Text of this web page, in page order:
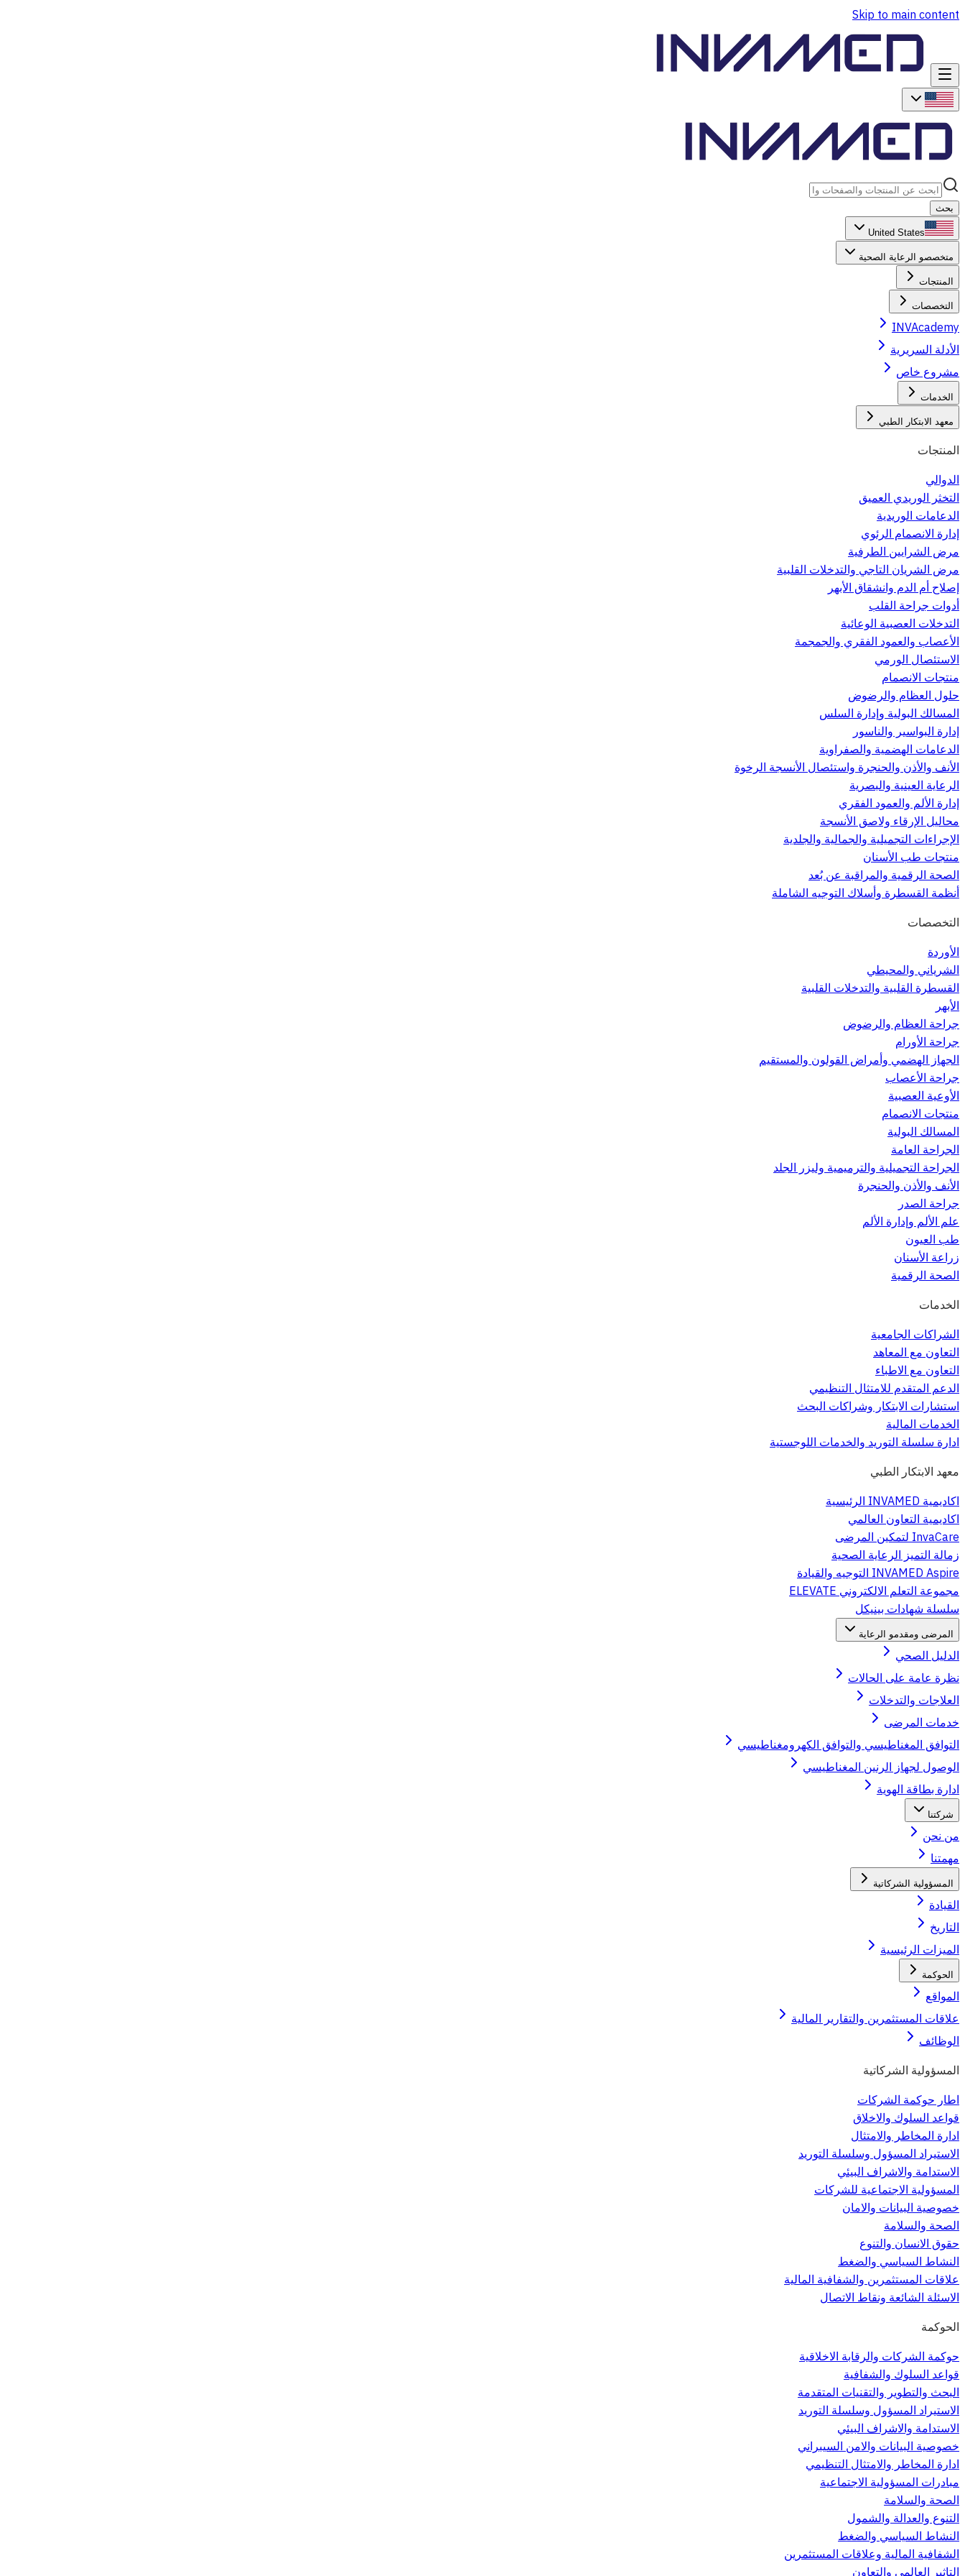
Skip to main content
بحث
United States
متخصصو الرعاية الصحية
المنتجات
التخصصات
INVAcademy
الأدلة السريرية
مشروع خاص
الخدمات
معهد الابتكار الطبي
المنتجات
الدوالي
التخثر الوريدي العميق
الدعامات الوريدية
إدارة الانصمام الرئوي
مرض الشرايين الطرفية
مرض الشريان التاجي والتدخلات القلبية
إصلاح أم الدم وانشقاق الأبهر
أدوات جراحة القلب
التدخلات العصبية الوعائية
الأعصاب والعمود الفقري والجمجمة
الاستئصال الورمي
منتجات الانصمام
حلول العظام والرضوض
المسالك البولية وإدارة السلس
إدارة البواسير والناسور
الدعامات الهضمية والصفراوية
الأنف والأذن والحنجرة واستئصال الأنسجة الرخوة
الرعاية العينية والبصرية
إدارة الألم والعمود الفقري
محاليل الإرقاء ولاصق الأنسجة
الإجراءات التجميلية والجمالية والجلدية
منتجات طب الأسنان
الصحة الرقمية والمراقبة عن بُعد
أنظمة القسطرة وأسلاك التوجيه الشاملة
التخصصات
الأوردة
الشرياني والمحيطي
القسطرة القلبية والتدخلات القلبية
الأبهر
جراحة العظام والرضوض
جراحة الأورام
الجهاز الهضمي وأمراض القولون والمستقيم
جراحة الأعصاب
الأوعية العصبية
منتجات الانصمام
المسالك البولية
الجراحة العامة
الجراحة التجميلية والترميمية وليزر الجلد
الأنف والأذن والحنجرة
جراحة الصدر
علم الألم وإدارة الألم
طب العيون
زراعة الأسنان
الصحة الرقمية
الخدمات
الشراكات الجامعية
التعاون مع المعاهد
التعاون مع الاطباء
الدعم المتقدم للامتثال التنظيمي
استشارات الابتكار وشراكات البحث
الخدمات المالية
ادارة سلسلة التوريد والخدمات اللوجستية
معهد الابتكار الطبي
اكاديمية INVAMED الرئيسية
اكاديمية التعاون العالمي
InvaCare لتمكين المرضى
زمالة التميز الرعاية الصحية
INVAMED Aspire التوجيه والقيادة
مجموعة التعلم الالكتروني ELEVATE
سلسلة شهادات بينيكل
المرضى ومقدمو الرعاية
الدليل الصحي
نظرة عامة على الحالات
العلاجات والتدخلات
خدمات المرضى
التوافق المغناطيسي والتوافق الكهرومغناطيسي
الوصول لجهاز الرنين المغناطيسي
ادارة بطاقة الهوية
شركتنا
من نحن
مهمتنا
المسؤولية الشركاتية
القيادة
التاريخ
الميزات الرئيسية
الحوكمة
المواقع
علاقات المستثمرين والتقارير المالية
الوظائف
المسؤولية الشركاتية
اطار حوكمة الشركات
قواعد السلوك والاخلاق
ادارة المخاطر والامتثال
الاستيراد المسؤول وسلسلة التوريد
الاستدامة والاشراف البيئي
المسؤولية الاجتماعية للشركات
خصوصية البيانات والامان
الصحة والسلامة
حقوق الانسان والتنوع
النشاط السياسي والضغط
علاقات المستثمرين والشفافية المالية
الاسئلة الشائعة ونقاط الاتصال
الحوكمة
حوكمة الشركات والرقابة الاخلاقية
قواعد السلوك والشفافية
البحث والتطوير والتقنيات المتقدمة
الاستيراد المسؤول وسلسلة التوريد
الاستدامة والاشراف البيئي
خصوصية البيانات والامن السيبراني
ادارة المخاطر والامتثال التنظيمي
مبادرات المسؤولية الاجتماعية
الصحة والسلامة
التنوع والعدالة والشمول
النشاط السياسي والضغط
الشفافية المالية وعلاقات المستثمرين
التاثير العالمي والتعاون